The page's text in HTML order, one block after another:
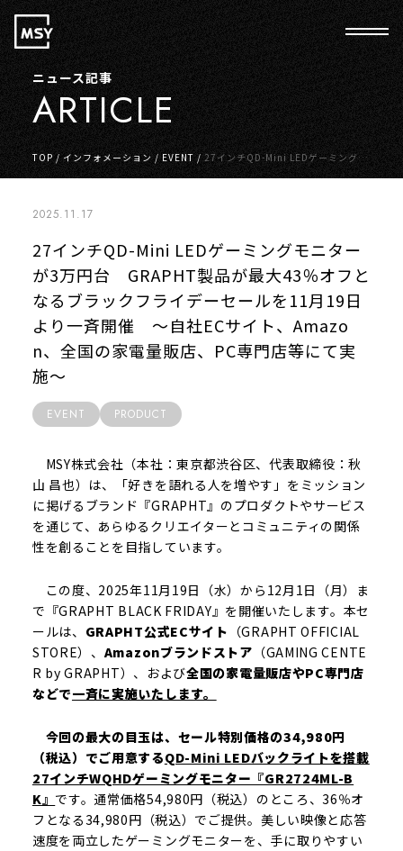
ニュース記事
ARTICLE
TOP / インフォメーション / EVENT /
ニターが3万円台 GRAPHT製品が最大43％オフとなるブラックフライデー
2025.11.17
27インチQD-Mini LEDゲーミングモニター
が3万円台 GRAPHT製品が最大43％オフと
なるブラックフライデーセールを11月19日
より一斉開催 ～自社ECサイト、Amazo
n、全国の家電量販店、PC専門店等にて実
施～
EVENT PRODUCT
MSY株式会社（本社：東京都渋谷区、代表取締役：秋
山 昌也）は、「好きを語れる人を増やす」をミッション
に掲げるブランド『GRAPHT』のプロダクトやサービス
を通じて、あらゆるクリエイターとコミュニティの関係
性を創ることを目指しています。
この度、2025年11月19日（水）から12月1日（月）ま
で『GRAPHT BLACK FRIDAY』を開催いたします。本セ
ールは、 GRAPHT公式ECサイト （GRAPHT OFFICIAL
STORE）、 Amazonブランドストア （GAMING CENTE
R by GRAPHT）、および全国の家電量販店やPC専門店
などで一斉に実施いたします。
今回の最大の目玉は、セール特別価格の34,980円
（税込）でご用意するQD-Mini LEDバックライトを搭載
27インチWQHDゲーミングモニター『GR2724ML-B
K』 です。通常価格54,980円（税込）のところ、36％オ
フとなる34,980円（税込）でご提供。美しい映像と応答
速度を両立したゲーミングモニターを、手に取りやすい